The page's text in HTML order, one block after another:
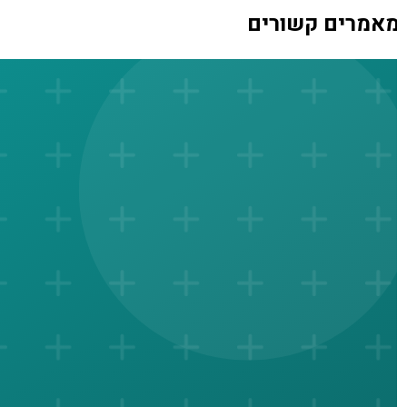
קשורים